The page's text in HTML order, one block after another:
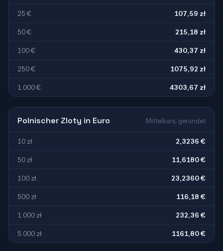
25 € 107,59 zł
50 € 215,18 zł
100 € 430,37 zł
250 € 1075,92 zł
1.000 € 4303,67 zł
Polnischer Zloty in Euro Mittelkurs, gerundet
10 zł 2,3236 €
50 zł 11,6180 €
100 zł 23,2360 €
500 zł 116,18 €
1.000 zł 232,36 €
5.000 zł 1161,80 €